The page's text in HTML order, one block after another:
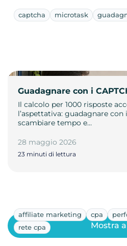
captcha microtask
Guadagnare con i
Il calcolo per 1000 risposte
l’aspettativa: guadagnare con
scambiare tempo e…
28 maggio 2026
23 minuti di lettura
affiliate marketing cpa
rete cpa
Mostra